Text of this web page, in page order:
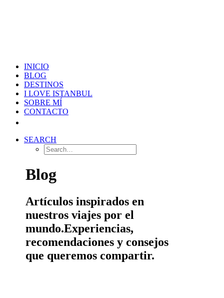
INICIO
BLOG
DESTINOS
I LOVE ISTANBUL
SOBRE MÍ
CONTACTO
SEARCH
Blog
Artículos inspirados en
nuestros viajes por el
mundo.Experiencias,
recomendaciones y consejos
que queremos compartir.